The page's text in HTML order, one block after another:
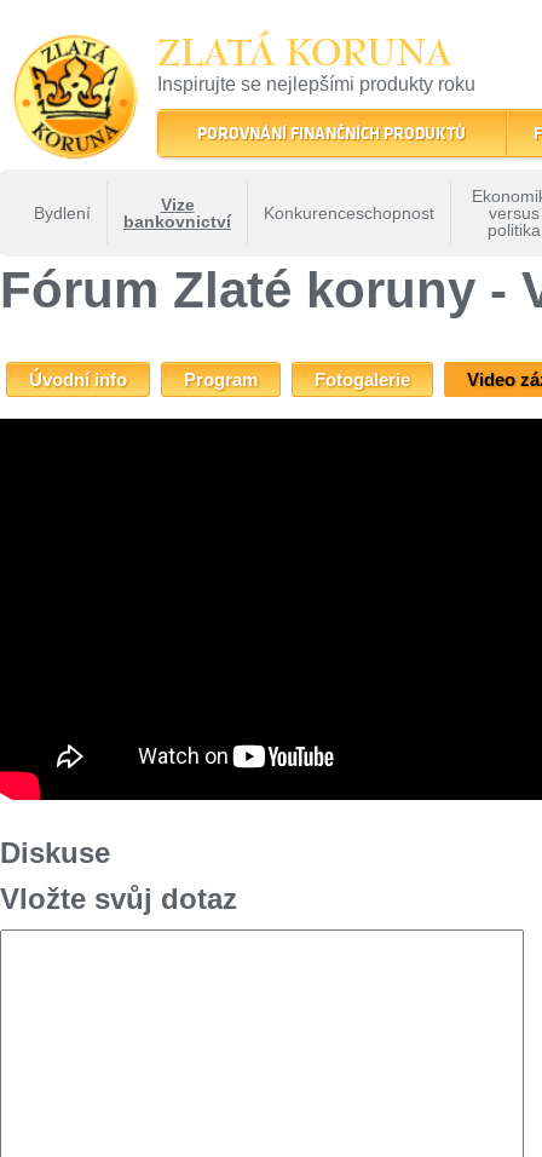
ZLATÁ KORUNA
Inspirujte se nejlepšími produkty roku
22 let tradice a kvality na finančním trhu
POROVNÁNÍ FINANČNÍCH PRODUKTŮ
Bydlení
Vize
bankovnictví
Konkurenceschopnost
versus
politika
Fórum Zlaté koruny - Vize bankovnictví»
Fórum Zlaté koruny -
Úvodní info Program Fotogalerie Video
Diskuse
Vložte svůj dotaz